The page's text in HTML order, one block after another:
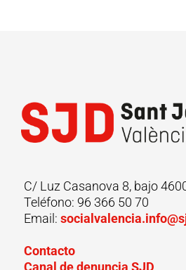
El
Corte
Inglés
el
vídeo
C/ Luz Casanova 8, bajo
Teléfono: 96 366 50 70
Email:
Contacto
Canal de denuncia SJD